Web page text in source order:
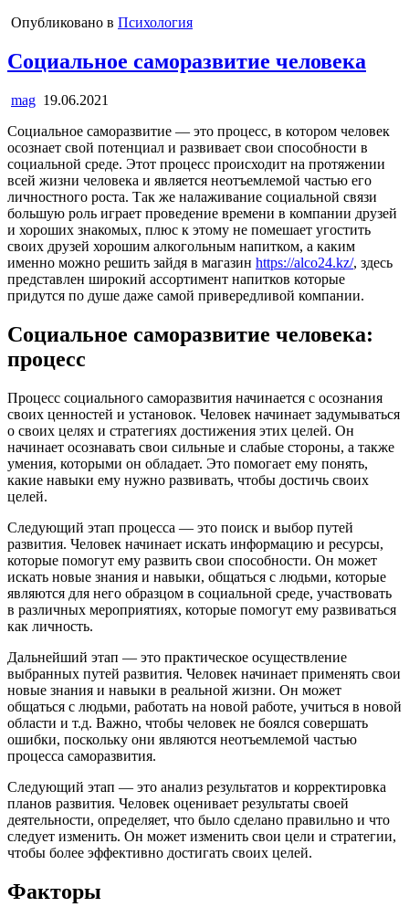
Опубликовано в Психология
Социальное саморазвитие человека
mag 19.06.2021
Социальное саморазвитие — это процесс, в котором человек
осознает свой потенциал и развивает свои способности в
социальной среде. Этот процесс происходит на протяжении
всей жизни человека и является неотъемлемой частью его
личностного роста. Так же налаживание социальной связи
большую роль играет проведение времени в компании друзей
и хороших знакомых, плюс к этому не помешает угостить
своих друзей хорошим алкогольным напитком, а каким
именно можно решить зайдя в магазин https://alco24.kz/, здесь
представлен широкий ассортимент напитков которые
придутся по душе даже самой привередливой компании.
Социальное саморазвитие человека:
процесс
Процесс социального саморазвития начинается с осознания
своих ценностей и установок. Человек начинает задумываться
о своих целях и стратегиях достижения этих целей. Он
начинает осознавать свои сильные и слабые стороны, а также
умения, которыми он обладает. Это помогает ему понять,
какие навыки ему нужно развивать, чтобы достичь своих
целей.
Следующий этап процесса — это поиск и выбор путей
развития. Человек начинает искать информацию и ресурсы,
которые помогут ему развить свои способности. Он может
искать новые знания и навыки, общаться с людьми, которые
являются для него образцом в социальной среде, участвовать
в различных мероприятиях, которые помогут ему развиваться
как личность.
Дальнейший этап — это практическое осуществление
выбранных путей развития. Человек начинает применять свои
новые знания и навыки в реальной жизни. Он может
общаться с людьми, работать на новой работе, учиться в новой
области и т.д. Важно, чтобы человек не боялся совершать
ошибки, поскольку они являются неотъемлемой частью
процесса саморазвития.
Следующий этап — это анализ результатов и корректировка
планов развития. Человек оценивает результаты своей
деятельности, определяет, что было сделано правильно и что
следует изменить. Он может изменить свои цели и стратегии,
чтобы более эффективно достигать своих целей.
Факторы